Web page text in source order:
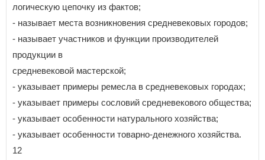
логическую цепочку из фактов;
- называет места возникновения средневековых городов;
- называет участников и функции производителей
продукции в
средневековой мастерской;
- указывает примеры ремесла в средневековых городах;
- указывает примеры сословий средневекового общества;
- указывает особенности натурального хозяйства;
- указывает особенности товарно-денежного хозяйства.
12